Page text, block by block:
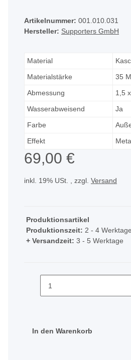
Artikelnummer: 001.010.031
Hersteller: Supporters GmbH
Material
Materialstärke
35
Abmessung
1,5
Wasserabweisend
Ja
Farbe
Effekt
69,00 €
inkl. 19% USt. , zzgl. Versand
Produktionsartikel
Produktionszeit: 2 - 4 Werktage
+ Versandzeit: 3 - 5 Werktage
In den Warenkorb